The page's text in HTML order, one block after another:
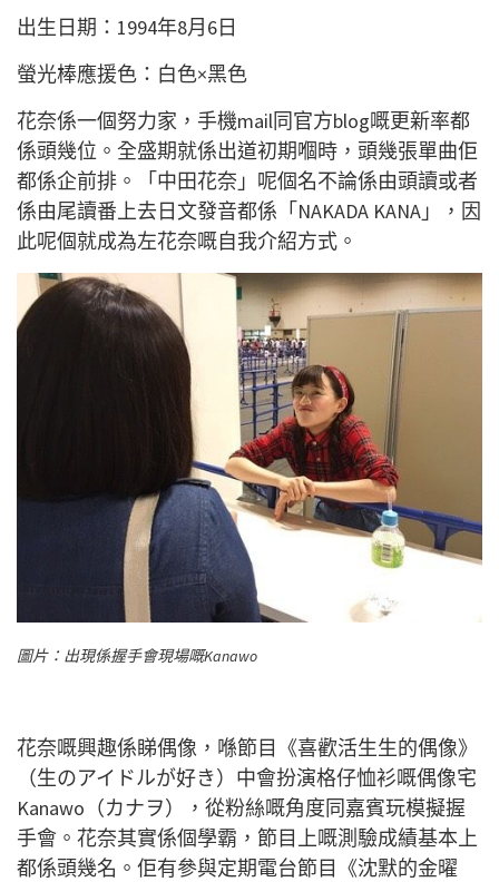
出生日期：1994年8月6日
螢光棒應援色：白色×黑色
花奈係一個努力家，手機mail同官方blog嘅更新率都
係頭幾位。全盛期就係出道初期嗰時，頭幾張單曲佢
都係企前排。「中田花奈」呢個名不論係由頭讀或者
係由尾讀番上去日文發音都係「NAKADA KANA」，因
此呢個就成為左花奈嘅自我介紹方式。
圖片：出現係握手會現場嘅Kanawo
花奈嘅興趣係睇偶像，喺節目《喜歡活生生的偶像》
（生のアイドルが好き）中會扮演格仔恤衫嘅偶像宅
Kanawo（カナヲ），從粉絲嘅角度同嘉賓玩模擬握
手會。花奈其實係個學霸，節目上嘅測驗成績基本上
都係頭幾名。佢有參與定期電台節目《沈默的金曜